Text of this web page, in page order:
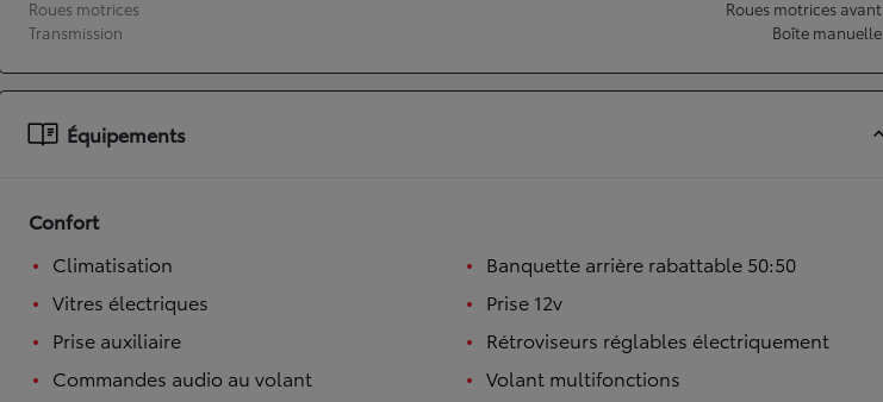
À partir de 19 700 €
Nouvelle Yaris Cross
HYBRIDE
Roues motrices
Roues motrices avant
Transmission
Boîte manuelle
Équipements
Confort
Climatisation
Vitres électriques
Prise auxiliaire
Commandes audio au volant
Banquette arrière rabattable 50:50
Prise 12v
Rétroviseurs réglables électriquement
Volant multifonctions